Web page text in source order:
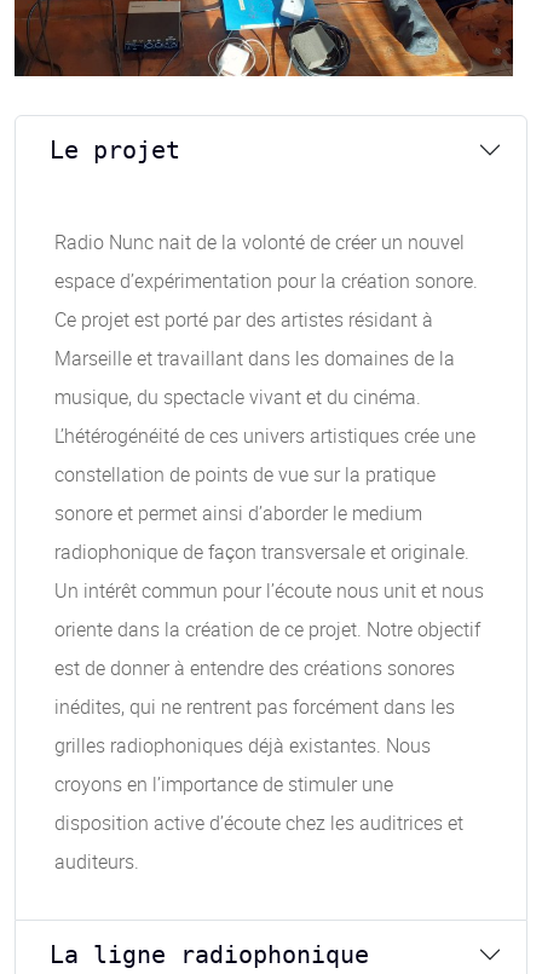
Le projet
Radio Nunc nait de la volonté de créer un nouvel
espace d’expérimentation pour la création sonore.
Ce projet est porté par des artistes résidant à
Marseille et travaillant dans les domaines de la
musique, du spectacle vivant et du cinéma.
L’hétérogénéité de ces univers artistiques crée une
constellation de points de vue sur la pratique
sonore et permet ainsi d’aborder le medium
radiophonique de façon transversale et originale.
Un intérêt commun pour l’écoute nous unit et nous
oriente dans la création de ce projet. Notre objectif
est de donner à entendre des créations sonores
inédites, qui ne rentrent pas forcément dans les
grilles radiophoniques déjà existantes. Nous
croyons en l’importance de stimuler une
disposition active d’écoute chez les auditrices et
auditeurs.
La ligne radiophonique